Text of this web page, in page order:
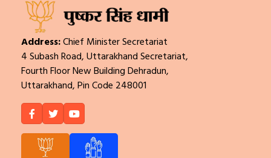
Address:Chief Minister Secretariat
4 Subash Road, Uttarakhand Secretariat,
Fourth Floor New Building Dehradun,
Uttarakhand, Pin Code 248001